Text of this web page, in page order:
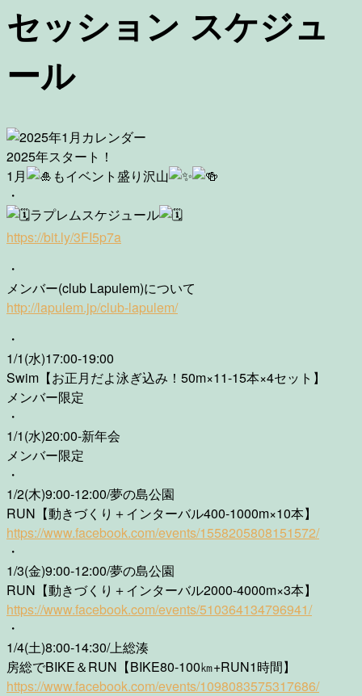
セッション スケジュ
ール
2025年スタート！
1月​
もイベント盛り沢山
・
ラプレムスケジュール
https://bit.ly/3FI5p7a
・
メンバー(club Lapulem)について
http://lapulem.jp/club-lapulem/
・
1/1(水)17:00-19:00
Swim【お正月だよ泳ぎ込み！50m×11-15本×4セット】
メンバー限定
・
1/1(水)20:00-新年会
メンバー限定
・
1/2(木)9:00-12:00/夢の島公園
RUN【動きづくり＋インターバル400-1000m×10本】
https://www.facebook.com/events/1558205808151572/
・
1/3(金)9:00-12:00/夢の島公園
RUN【動きづくり＋インターバル2000-4000m×3本】
https://www.facebook.com/events/510364134796941/
・
1/4(土)8:00-14:30/上総湊
房総でBIKE＆RUN【BIKE80-100㎞+RUN1時間】
https://www.facebook.com/events/1098083575317686/